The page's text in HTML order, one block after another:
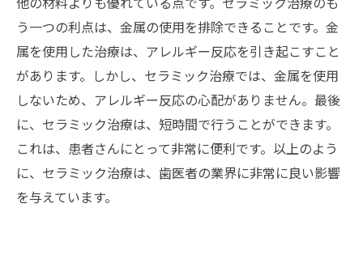
う一つの利点は、金属の使用を排除できることです。金
属を使用した治療は、アレルギー反応を引き起こすこと
があります。しかし、セラミック治療では、金属を使用
しないため、アレルギー反応の心配がありません。最後
に、セラミック治療は、短時間で行うことができます。
これは、患者さんにとって非常に便利です。以上のよう
に、セラミック治療は、歯医者の業界に非常に良い影響
を与えています。